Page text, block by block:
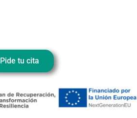
Pide tu cita